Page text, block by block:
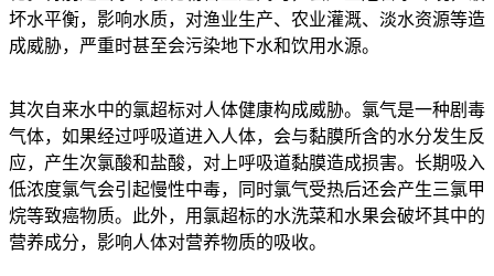
坏水平衡，影响水质，对渔业生产、农业灌溉、淡水资源等造
成威胁，严重时甚至会污染地下水和饮用水源。
其次自来水中的氯超标对人体健康构成威胁。氯气是一种剧毒
气体，如果经过呼吸道进入人体，会与黏膜所含的水分发生反
应，产生次氯酸和盐酸，对上呼吸道黏膜造成损害。长期吸入
低浓度氯气会引起慢性中毒，同时氯气受热后还会产生三氯甲
烷等致癌物质。此外，用氯超标的水洗菜和水果会破坏其中的
营养成分，影响人体对营养物质的吸收。